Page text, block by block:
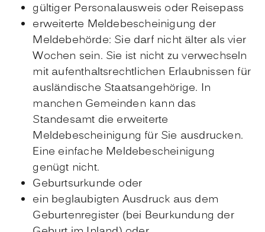
gültiger Personalausweis oder Reisepass
erweiterte Meldebescheinigung der
Meldebehörde: Sie darf nicht älter als vier
Wochen sein. Sie ist nicht zu verwechseln
mit aufenthaltsrechtlichen Erlaubnissen für
ausländische Staatsangehörige. In
manchen Gemeinden kann das
Standesamt die erweiterte
Meldebescheinigung für Sie ausdrucken.
Eine einfache Meldebescheinigung
genügt nicht.
Geburtsurkunde oder
ein beglaubigten Ausdruck aus dem
Geburtenregister (bei Beurkundung der